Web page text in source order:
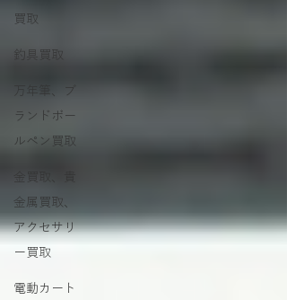
買取
釣具買取
万年筆、ブ
ランドボー
ルペン買取
金買取、貴
金属買取、
アクセサリ
ー買取
電動カート